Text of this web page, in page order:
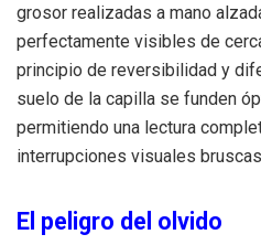
grosor realizadas a mano
perfectamente visibles de
principio de reversibilidad y
suelo de la capilla se funden
permitiendo una lectura
interrupciones visuales
El peligro del olvido